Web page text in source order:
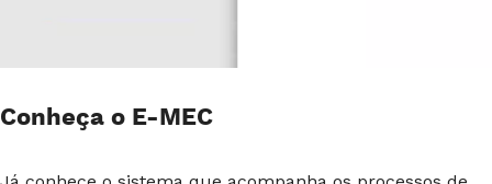
Conheça o E-MEC